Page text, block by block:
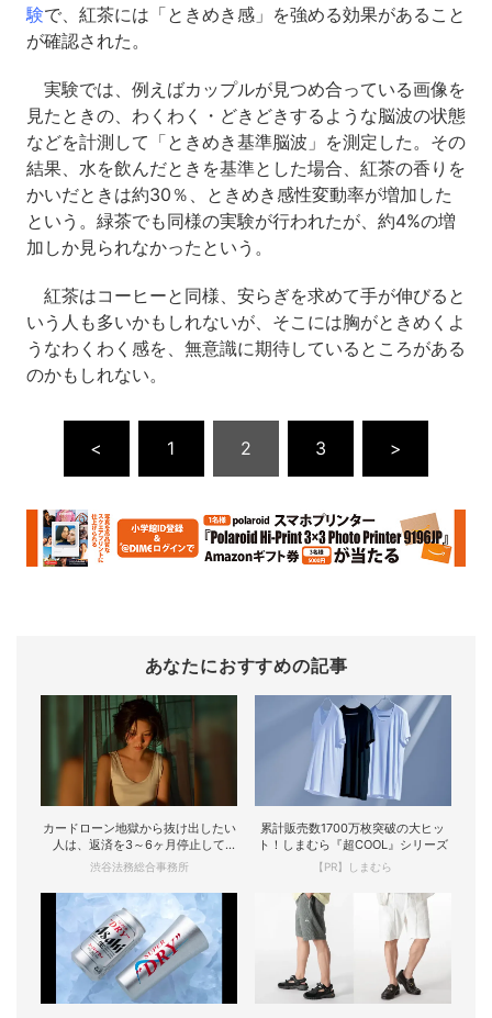
験で、紅茶には「ときめき感」を強める効果があること
が確認された。
実験では、例えばカップルが見つめ合っている画像を
見たときの、わくわく・どきどきするような脳波の状態
などを計測して「ときめき基準脳波」を測定した。その
結果、水を飲んだときを基準とした場合、紅茶の香りを
かいだときは約30％、ときめき感性変動率が増加した
という。緑茶でも同様の実験が行われたが、約4%の増
加しか見られなかったという。
紅茶はコーヒーと同様、安らぎを求めて手が伸びると
いう人も多いかもしれないが、そこには胸がときめくよ
うなわくわく感を、無意識に期待しているところがある
のかもしれない。
< 1 2 3 >
あなたにおすすめの記事
カードローン地獄から抜け出したい
人は、返済を3～6ヶ月停止して
『大幅に減額してか...
渋谷法務総合事務所
累計販売数1700万枚突破の大ヒッ
ト！しまむら『超COOL』シリーズ
【PR】しまむら